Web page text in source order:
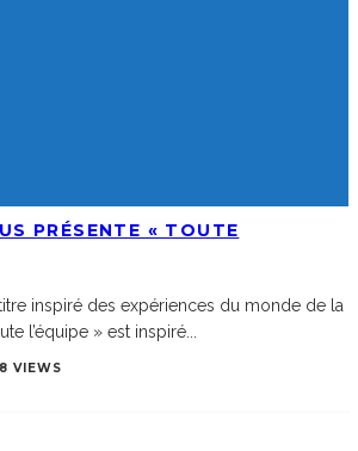
PRÉSENTE « TOUTE
inspiré des expériences du monde de la
l’équipe » est inspiré
VIEWS